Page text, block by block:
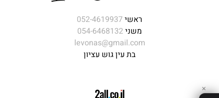
ראשי 052-4619937
משני054-6468132
levonas@gmail.com
בת עין גוש עציון
✕